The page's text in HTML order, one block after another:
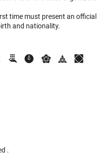
time must present an official
and nationality.
.